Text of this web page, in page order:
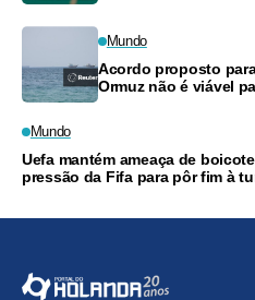
Mundo
Acordo proposto
Ormuz não é viável
Mundo
Uefa mantém ameaça de
pressão da Fifa para pôr fim à